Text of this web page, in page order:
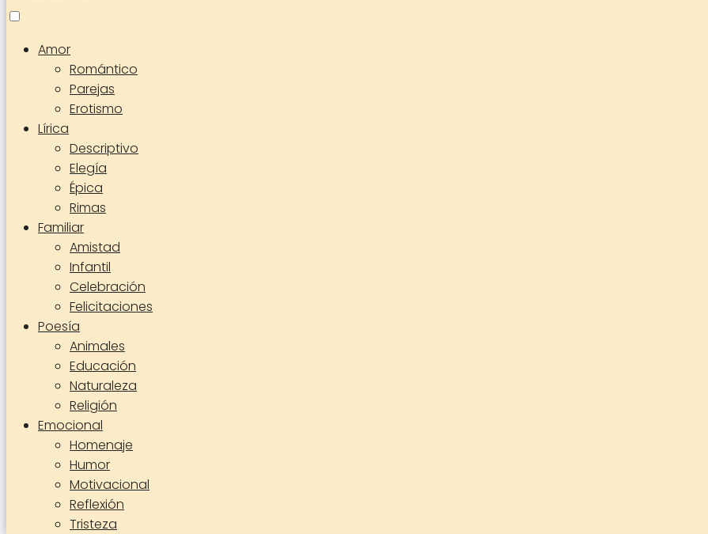
Amor
Romántico
Parejas
Erotismo
Lírica
Descriptivo
Elegía
Épica
Rimas
Familiar
Amistad
Infantil
Celebración
Felicitaciones
Poesía
Animales
Educación
Naturaleza
Religión
Emocional
Homenaje
Humor
Motivacional
Reflexión
Tristeza